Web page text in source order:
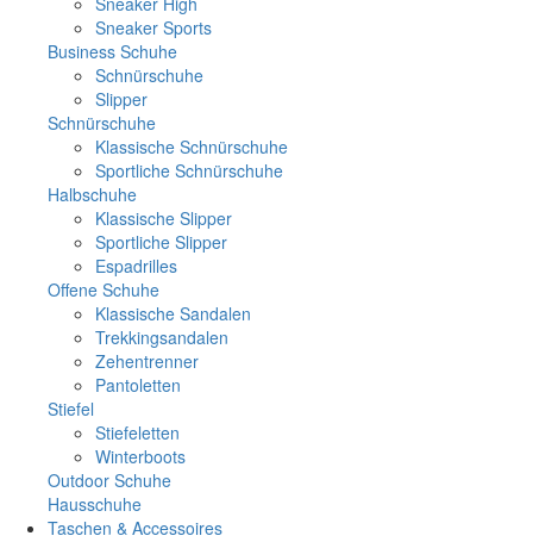
Sneaker Sports
Business Schuhe
Schnürschuhe
Slipper
Schnürschuhe
Klassische Schnürschuhe
Sportliche Schnürschuhe
Halbschuhe
Klassische Slipper
Sportliche Slipper
Espadrilles
Offene Schuhe
Klassische Sandalen
Trekkingsandalen
Zehentrenner
Pantoletten
Stiefel
Stiefeletten
Winterboots
Outdoor Schuhe
Hausschuhe
Taschen & Accessoires